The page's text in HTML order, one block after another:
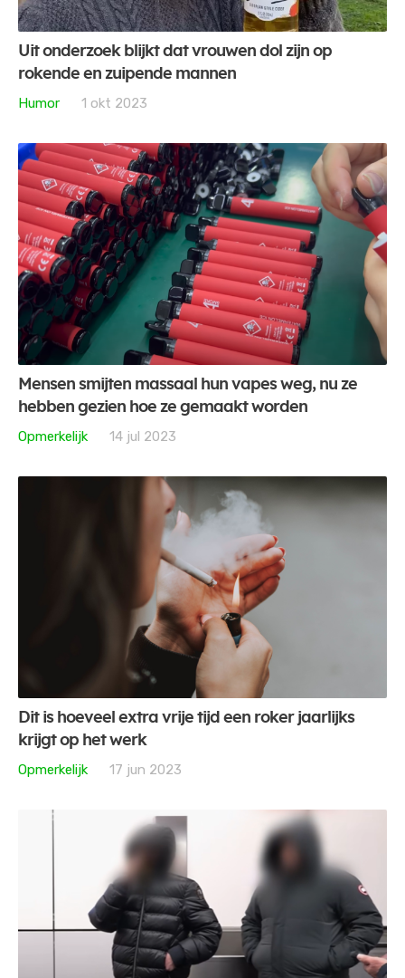
Uit onderzoek blijkt dat vrouwen dol zijn op
rokende en zuipende mannen
Humor
1 okt 2023
Mensen smijten massaal hun vapes weg, nu ze
hebben gezien hoe ze gemaakt worden
Opmerkelijk
14 jul 2023
Dit is hoeveel extra vrije tijd een roker jaarlijks
krijgt op het werk
Opmerkelijk
17 jun 2023